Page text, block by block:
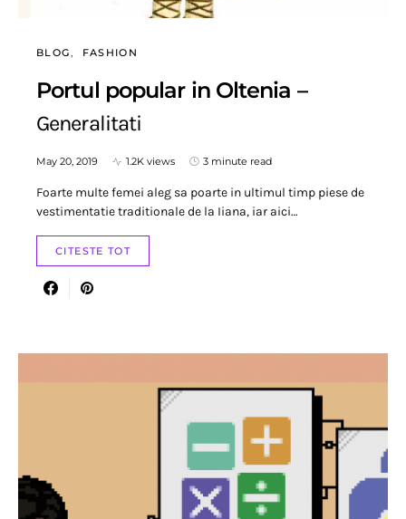
BLOG FASHION
Portul popular in Oltenia –
Generalitati
May 20, 2019 1.2K views 3 minute read
Foarte multe femei aleg sa poarte in ultimul timp piese de
vestimentatie traditionale de la Iiana, iar aici…
CITESTE TOT